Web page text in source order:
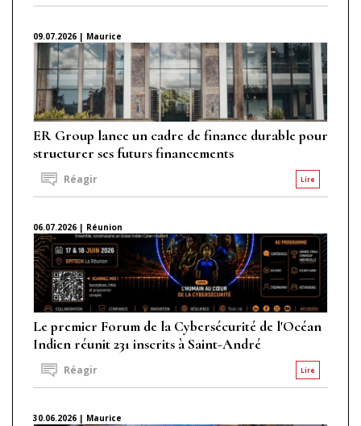
09.07.2026 | Maurice
ER Group lance un cadre de finance durable pour
structurer ses futurs financements
Lire
Réagir
06.07.2026 | Réunion
Le premier Forum de la Cybersécurité de l'Océan
Indien réunit 231 inscrits à Saint-André
Lire
Réagir
30.06.2026 | Maurice